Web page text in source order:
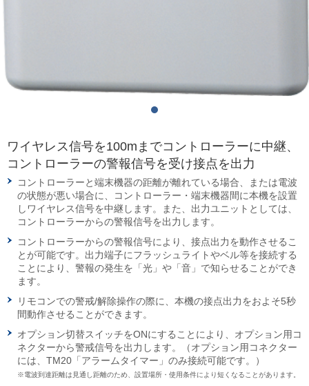
ワイヤレス信号を100mまでコントローラーに中継、
コントローラーの警報信号を受け接点を出力
コントローラーと端末機器の距離が離れている場合、または電波
の状態が悪い場合に、コントローラー・端末機器間に本機を設置
しワイヤレス信号を中継します。また、出力ユニットとしては、
コントローラーからの警報信号を出力します。
コントローラーからの警報信号により、接点出力を動作させるこ
とが可能です。出力端子にフラッシュライトやベル等を接続する
ことにより、警報の発生を「光」や「音」で知らせることができ
ます。
リモコンでの警戒/解除操作の際に、本機の接点出力をおよそ5秒
間動作させることができます。
オプション切替スイッチをONにすることにより、オプション用コ
ネクターから警戒信号を出力します。（オプション用コネクター
には、TM20「アラームタイマー」のみ接続可能です。）
※電波到達距離は見通し距離のため、設置場所・使用条件により短くなることがあります。